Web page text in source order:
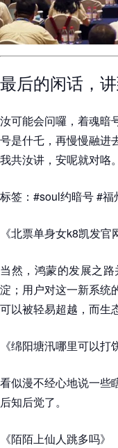
最后的闲话，
汝可能会问囉，着魂暗
号是什乇，再慢慢融进
我共汝讲，安呢就对咯。
标签：#soul约暗号 #
《北票单身女k8凯发官
当然，鸿蒙的发展之
淀；用户对这一新系统
可以被轻易超越，而生
《绵阳塘汛哪里可以打
看似漫不经心地说一些
后知后觉了。
《陌陌上仙人跳多吗》